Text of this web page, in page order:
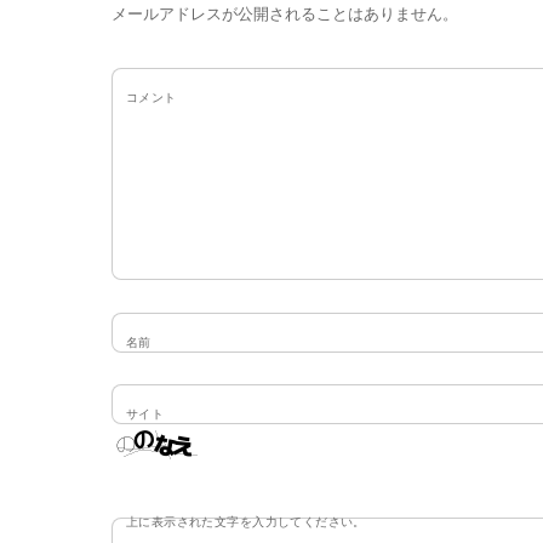
メールアドレスが公開されることはありません。
コメント
名前
サイト
上に表示された文字を入力してください。